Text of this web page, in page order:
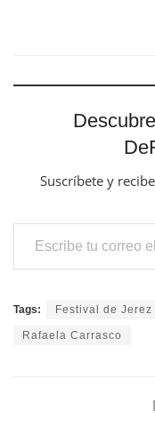
Suscríbete y
Escribe tu correo electrónico…
Tags: Festival de Jerez
Rafaela Carrasco